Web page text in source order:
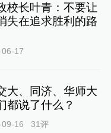
校长叶青：不要让
失在追求胜利的路
17
大、同济、华师大
都说了什么？
16 31评